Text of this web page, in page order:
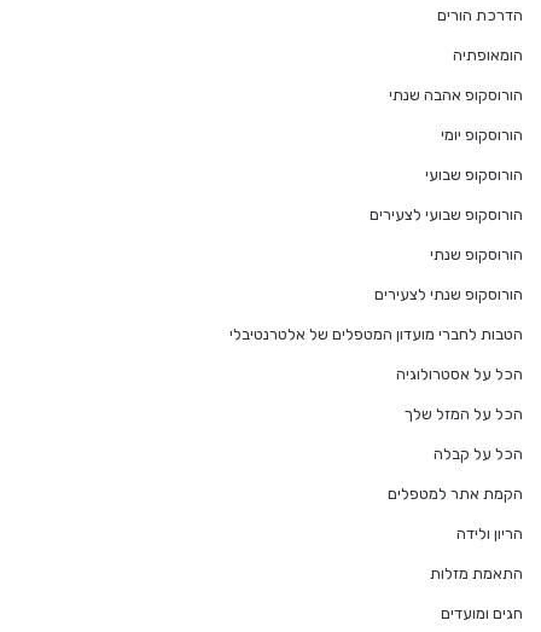
הדרכת הורים
הומאופתיה
הורוסקופ אהבה שנתי
הורוסקופ יומי
הורוסקופ שבועי
הורוסקופ שבועי לצעירים
הורוסקופ שנתי
הורוסקופ שנתי לצעירים
הטבות לחברי מועדון המטפלים של אלטרנטיבלי
הכל על אסטרולוגיה
הכל על המזל שלך
הכל על קבלה
הקמת אתר למטפלים
הריון ולידה
התאמת מזלות
חגים ומועדים